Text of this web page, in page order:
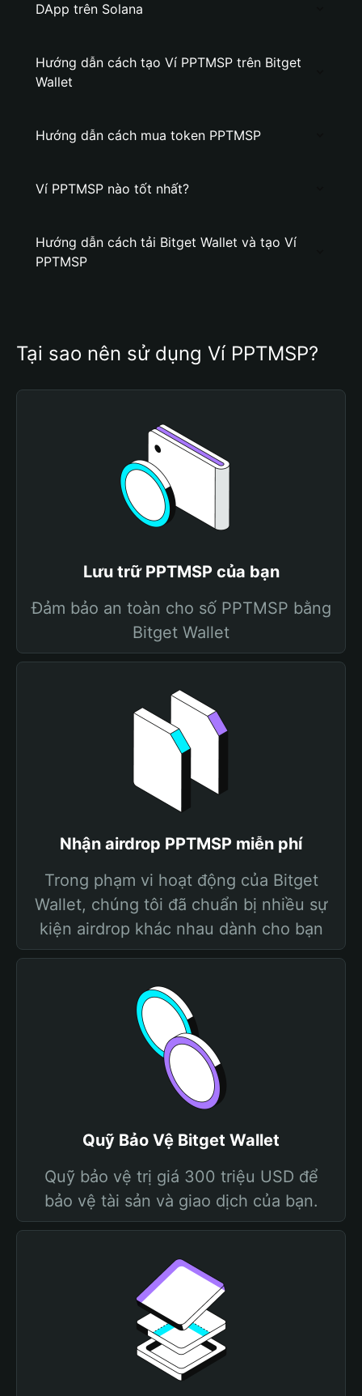
DApp trên Solana
Hướng dẫn cách tạo Ví PPTMSP trên Bitget
Wallet
Hướng dẫn cách mua token PPTMSP
Ví PPTMSP nào tốt nhất?
Hướng dẫn cách tải Bitget Wallet và tạo Ví
PPTMSP
Tại sao nên sử dụng Ví PPTMSP?
Lưu trữ PPTMSP của bạn
Đảm bảo an toàn cho số PPTMSP bằng
Bitget Wallet
Nhận airdrop PPTMSP miễn phí
Trong phạm vi hoạt động của Bitget
Wallet, chúng tôi đã chuẩn bị nhiều sự
kiện airdrop khác nhau dành cho bạn
Quỹ Bảo Vệ Bitget Wallet
Quỹ bảo vệ trị giá 300 triệu USD để
bảo vệ tài sản và giao dịch của bạn.